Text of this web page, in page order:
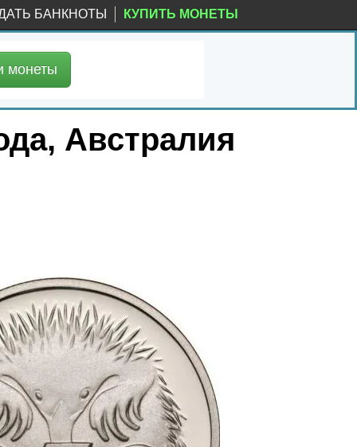
БАНКНОТЫ КУПИТЬ МОНЕТЫ
монеты
Австралия